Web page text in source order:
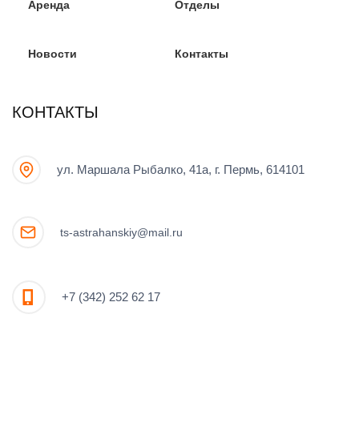
Аренда Отделы
Новости Контакты
КОНТАКТЫ
ул. Маршала Рыбалко, 41а, г. Пермь, 614101
ts-astrahanskiy@mail.ru
+7 (342) 252 62 17